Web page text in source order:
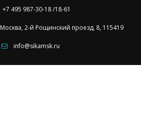
+7 495 987-30-18 /18-61
Москва,2-й Рощинский проезд, 8, 115419
info@sikamsk.ru